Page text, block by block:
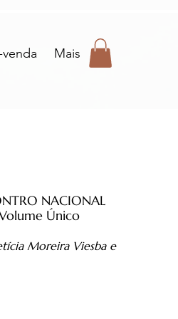
venda Mais
NACIONAL
Único
Moreira Viesba e